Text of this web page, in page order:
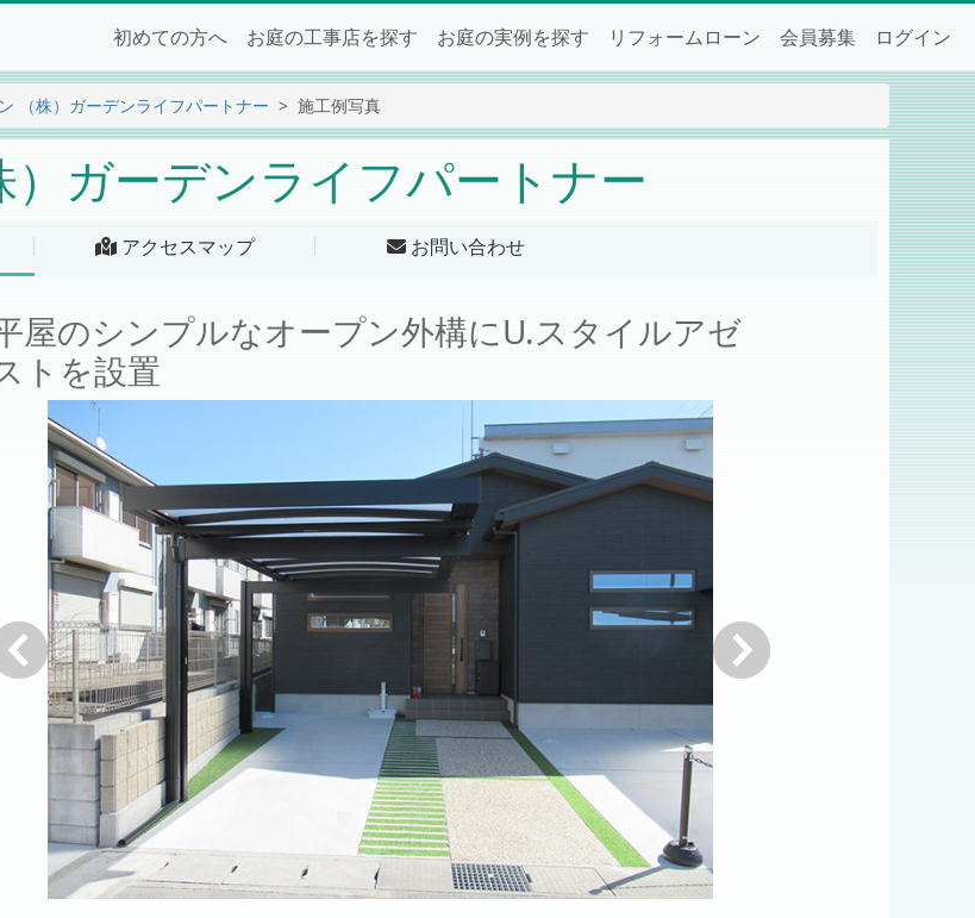
初めての方へ お庭の工事店を探す お庭の実例を探す リフォームローン 会員募集 ログイン
（株）ガーデンライフパートナー 施工例写真
ガーデンライフパートナー
アクセスマップ お問い合わせ
屋のシンプルなオープン外構にU.スタイルアゼ
トを設置